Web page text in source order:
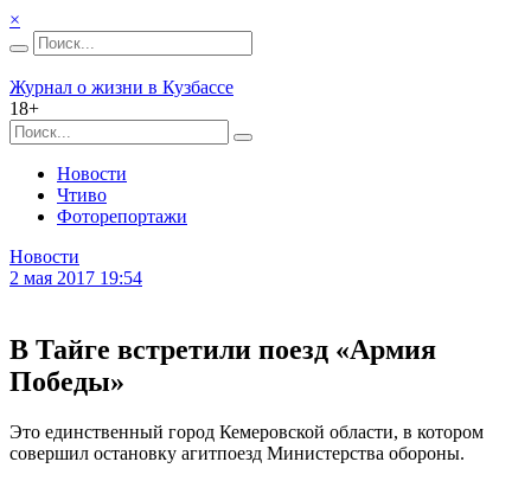
×
Журнал о жизни в Кузбассе
18+
Новости
Чтиво
Фоторепортажи
Новости
2 мая 2017 19:54
В Тайге встретили поезд «Армия
Победы»
Это единственный город Кемеровской области, в котором
совершил остановку агитпоезд Министерства обороны.